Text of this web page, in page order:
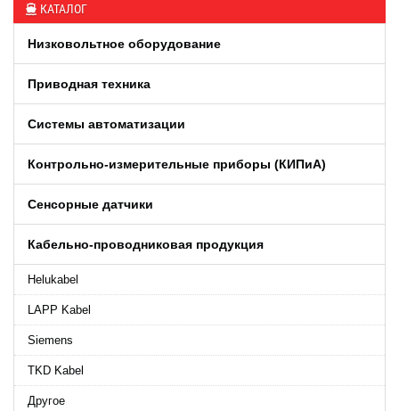
КАТАЛОГ
Низковольтное оборудование
Приводная техника
Системы автоматизации
Контрольно-измерительные приборы (КИПиA)
Сенсорные датчики
Кабельно-проводниковая продукция
Helukabel
LAPP Kabel
Siemens
TKD Kabel
Другое